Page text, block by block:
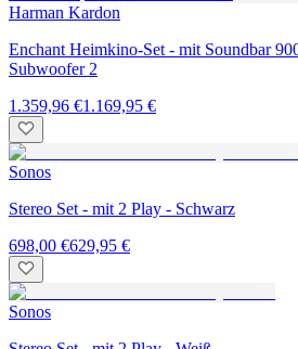
Harman Kardon
Enchant Heimkino-Set - mit Soundbar
Subwoofer 2
1.359,96 €1.169,95 €
Sonos
Stereo Set - mit 2 Play - Schwarz
698,00 €629,95 €
Sonos